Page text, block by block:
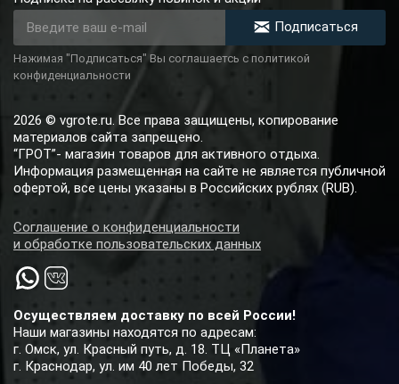
Осуществляем доставку по всей России!
Наши магазины находятся по адресам:
г. Омск, ул. Красный путь, д. 18. ТЦ «Планета»
г. Краснодар, ул. им 40 лет Победы, 32
Подписаться
Нажимая "Подписаться" Вы соглашаетсь с политикой
конфиденциальности
2026 © vgrote.ru. Все права защищены, копирование
материалов сайта запрещено.
“ГРОТ”- магазин товаров для активного отдыха.
Информация размещенная на сайте не является публичной
офертой, все цены указаны в Российских рублях (RUB).
Соглашение о конфиденциальности
и обработке пользовательских данных